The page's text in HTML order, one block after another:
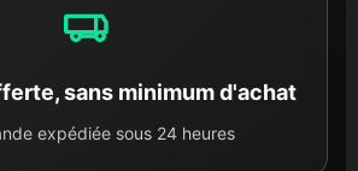
sans minimum d'achat
expédiée sous 24 heures